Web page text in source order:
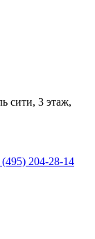
сити, 3 этаж,
204-28-14